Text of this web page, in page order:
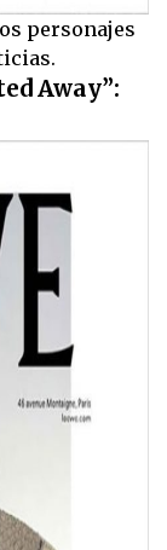
personajes
Away”: